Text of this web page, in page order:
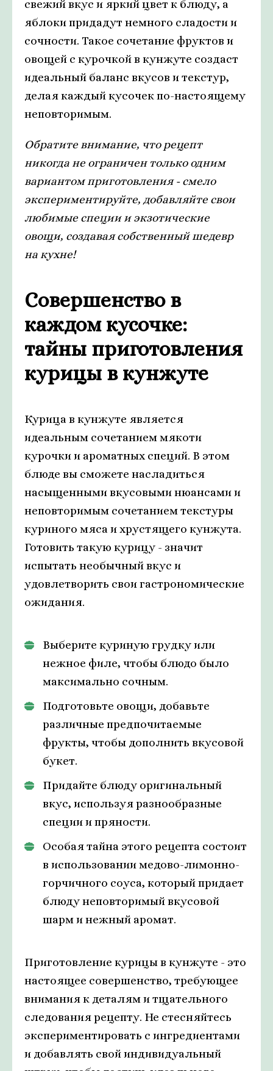
свежий вкус и яркий цвет к блюду, а
яблоки придадут немного сладости и
сочности. Такое сочетание фруктов и
овощей с курочкой в кунжуте создаст
идеальный баланс вкусов и текстур,
делая каждый кусочек по-настоящему
неповторимым.
Обратите внимание, что рецепт
никогда не ограничен только одним
вариантом приготовления - смело
экспериментируйте, добавляйте свои
любимые специи и экзотические
овощи, создавая собственный шедевр
на кухне!
Совершенство в
каждом кусочке:
тайны приготовления
курицы в кунжуте
Курица в кунжуте является
идеальным сочетанием мякоти
курочки и ароматных специй. В этом
блюде вы сможете насладиться
насыщенными вкусовыми нюансами и
неповторимым сочетанием текстуры
куриного мяса и хрустящего кунжута.
Готовить такую курицу - значит
испытать необычный вкус и
удовлетворить свои гастрономические
ожидания.
Выберите куриную грудку или
нежное филе, чтобы блюдо было
максимально сочным.
Подготовьте овощи, добавьте
различные предпочитаемые
фрукты, чтобы дополнить вкусовой
букет.
Придайте блюду оригинальный
вкус, используя разнообразные
специи и пряности.
Особая тайна этого рецепта состоит
в использовании медово-лимонно-
горчичного соуса, который придает
блюду неповторимый вкусовой
шарм и нежный аромат.
Приготовление курицы в кунжуте - это
настоящее совершенство, требующее
внимания к деталям и тщательного
следования рецепту. Не стесняйтесь
экспериментировать с ингредиентами
и добавлять свой индивидуальный